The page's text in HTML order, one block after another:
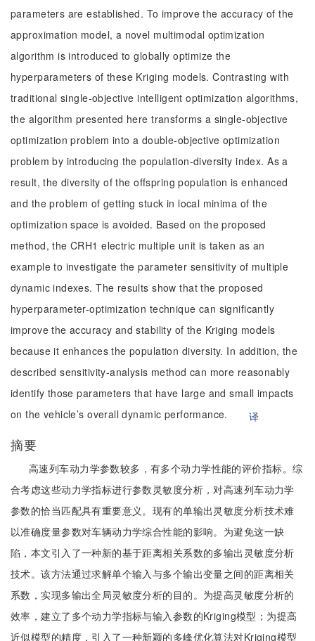
parameters are established. To improve the accuracy of the
approximation model, a novel multimodal optimization
algorithm is introduced to globally optimize the
hyperparameters of these Kriging models. Contrasting with
traditional single-objective intelligent optimization algorithms,
the algorithm presented here transforms a single-objective
optimization problem into a double-objective optimization
problem by introducing the population-diversity index. As a
result, the diversity of the offspring population is enhanced
and the problem of getting stuck in local minima of the
optimization space is avoided. Based on the proposed
method, the CRH1 electric multiple unit is taken as an
example to investigate the parameter sensitivity of multiple
dynamic indexes. The results show that the proposed
hyperparameter-optimization technique can significantly
improve the accuracy and stability of the Kriging models
because it enhances the population diversity. In addition, the
described sensitivity-analysis method can more reasonably
identify those parameters that have large and small impacts
on the vehicle’s overall dynamic performance.
译
摘要
高速列车动力学参数较多，有多个动力学性能的评价指标。综
合考虑这些动力学指标进行参数灵敏度分析，对高速列车动力学
参数的恰当匹配具有重要意义。现有的单输出灵敏度分析技术难
以准确度量参数对车辆动力学综合性能的影响。为避免这一缺
陷，本文引入了一种新的基于距离相关系数的多输出灵敏度分析
技术。该方法通过求解单个输入与多个输出变量之间的距离相关
系数，实现多输出全局灵敏度分析的目的。为提高灵敏度分析的
效率，建立了多个动力学指标与输入参数的Kriging模型；为提高
近似模型的精度，引入了一种新颖的多峰优化算法对Kriging模型